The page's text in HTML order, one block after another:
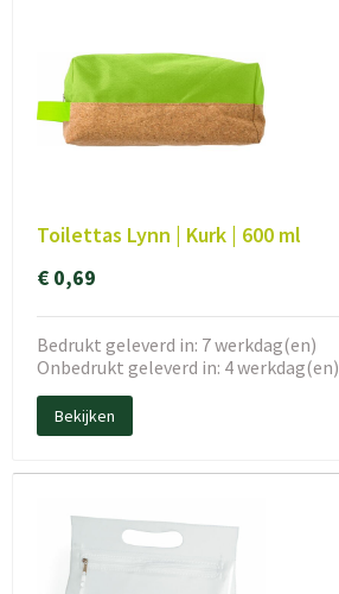
Toilettas Lynn | Kurk | 600 ml
€ 0,69
Bedrukt geleverd in: 7 werkdag(en)
Onbedrukt geleverd in: 4 werkdag(en)
Bekijken